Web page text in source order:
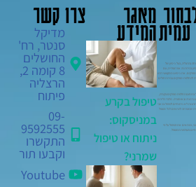
בהרצליה, בעל ניסיון של
בכירורגיה אורתופדית, עם
את ניסיונו המקצועי רכש
להחלפת מפרקים בבית החולים
בתחום החלפת מפרקים בקנדה,
ובאוסטריה. מלבד הליכים
לא ניתוחיים לטיפול בכאבי
שמטרתה להתאים לכל מטופל
ומתאים את הטיפול על פי
והעדפות המטופל.
מאגר
המידע
טיפול בקרע
במניסקוס:
ניתוח או טיפול
שמרני?
צרו קשר
מדיקל
סנטר, רח'
החושלים
8 קומה 2,
הרצליה
פיתוח
09-
9592555
התקשרו
וקבעו תור
Youtube